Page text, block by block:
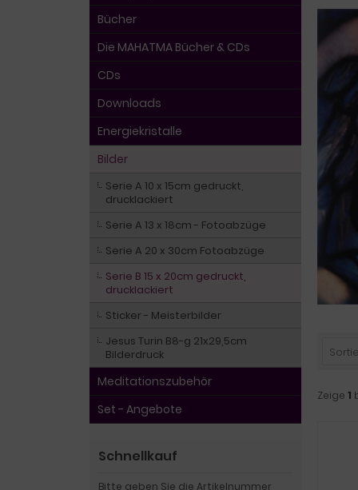
Zeige 1
Bücher
Die MAHATMA Bücher & CDs
CDs
Downloads
Energiekristalle
Bilder
Serie A 10 x 15cm gedruckt,
drucklackiert
Serie A 13 x 18cm - Fotoabzüge
Serie A 20 x 30cm Fotoabzüge
Serie B 15 x 20cm gedruckt,
drucklackiert
Sticker - Meisterbilder
Jesus Turin B8-g 21x29,5cm
Bilderdruck
Meditationszubehör
Set - Angebote
Schnellkauf
Bitte geben Sie die Artikelnummer